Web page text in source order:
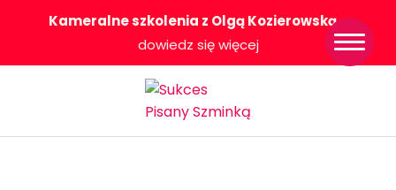
Kameralne szkolenia z Olgą Kozierowską-
dowiedz się więcej
Strona główna
Konkurs Sukces
Pisany Szminką
Wsparcie dla